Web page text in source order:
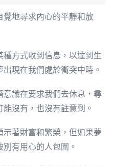
覺地尋求內心的平靜和放
種方式收到信息，以達到生
現在我們處於衝突中時。
意識在要求我們去休息，尋
沒有，也沒有註意到。
示著財富和繁榮，但如果夢
有用心的人包圍。